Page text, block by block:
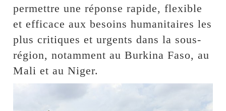
permettre une réponse rapide, flexible
et efficace aux besoins humanitaires les
plus critiques et urgents dans la sous-
région, notamment au Burkina Faso, au
Mali et au Niger.